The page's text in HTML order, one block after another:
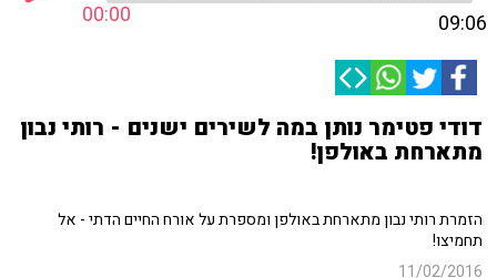
00:00 09:06
דודי פטימר נותן במה לשירים ישנים - רותי נבון
מתארחת באולפן!
הזמרת רותי נבון מתארחת באולפן ומספרת על אורח החיים הדתי - אל
תחמיצו!
11/02/2016